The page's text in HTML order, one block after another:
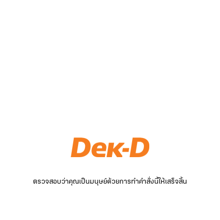
ตรวจสอบว่าคุณเป็นมนุษย์ด้วยการทำคำสั่งนี้ให้เสร็จสิ้น